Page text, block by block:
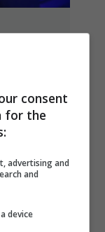
2019
consent
for the
advertising and
and
device